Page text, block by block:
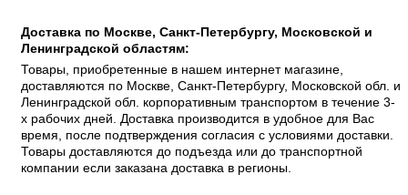
Доставка по Москве, Санкт-Петербургу, Московской и
Ленинградской областям:
Товары, приобретенные в нашем интернет магазине,
доставляются по Москве, Санкт-Петербургу, Московской обл. и
Ленинградской обл. корпоративным транспортом в течение 3-
х рабочих дней. Доставка производится в удобное для Вас
время, после подтверждения согласия с условиями доставки.
Товары доставляются до подъезда или до транспортной
компании если заказана доставка в регионы.